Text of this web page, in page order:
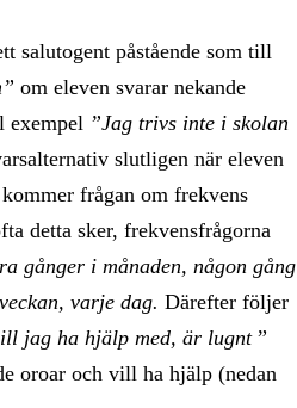
salutogent påstående som till
om eleven svarar nekande
exempel ”Jag trivs inte i skolan
slutligen när eleven
frågan om frekvens
detta sker, frekvensfrågorna
gånger i månaden, någon gång
varje dag. Därefter följer
jag ha hjälp med, är lugnt”
oroar och vill ha hjälp (nedan